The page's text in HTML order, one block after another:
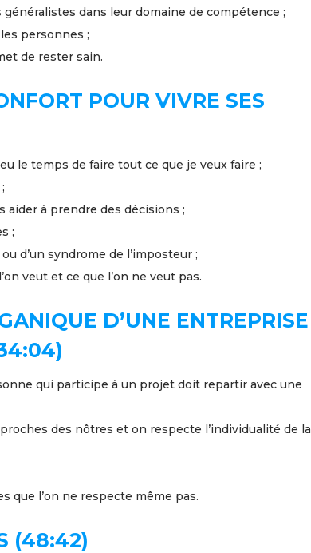
dans leur domaine de compétence ;
personnes ;
de rester sain.
POUR VIVRE SES
le temps de faire tout ce que je veux faire ;
à prendre des décisions ;
;
d’un syndrome de l’imposteur ;
veut et ce que l’on ne veut pas.
D’UNE ENTREPRISE
qui participe à un projet doit repartir avec une
des nôtres et on respecte l’individualité de la
que l’on ne respecte même pas.
(48:42)